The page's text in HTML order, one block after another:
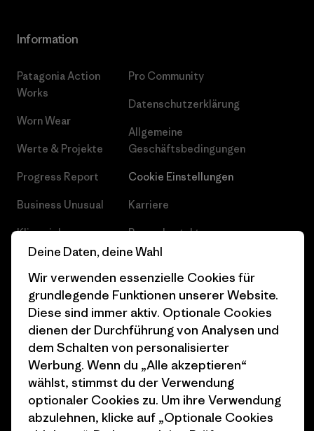
Information
Patagonia Action
Works
Worn Wear
Werte & Projekte
Progress Report
Business Unusual
Klimaziele
1% For The Planet
Wie wir finanzieren
Geschenkgutscheine
Stores in deiner
Nähe
Pro Community
Datenschutzerklärung
Allgemeine
Geschäftsbedingungen
Cookie Einstellungen
Karriere
Pressekontakt
Industry program
Affiliate-Programm
Patagonia Österreich
Seitenverzeichnis
Deine Daten, deine Wahl
Wir verwenden essenzielle Cookies für
grundlegende Funktionen unserer Website.
Diese sind immer aktiv. Optionale Cookies
dienen der Durchführung von Analysen und
dem Schalten von personalisierter
Werbung. Wenn du „Alle akzeptieren“
wählst, stimmst du der Verwendung
optionaler Cookies zu. Um ihre Verwendung
abzulehnen, klicke auf „Optionale Cookies